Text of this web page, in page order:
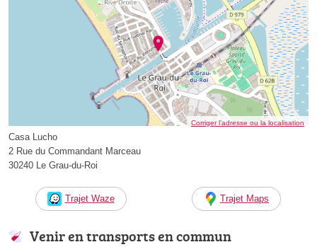
Corriger l’adresse ou la localisation
Casa Lucho
2 Rue du Commandant Marceau
30240 Le Grau-du-Roi
Trajet Waze Trajet Maps
Venir en transports en commun